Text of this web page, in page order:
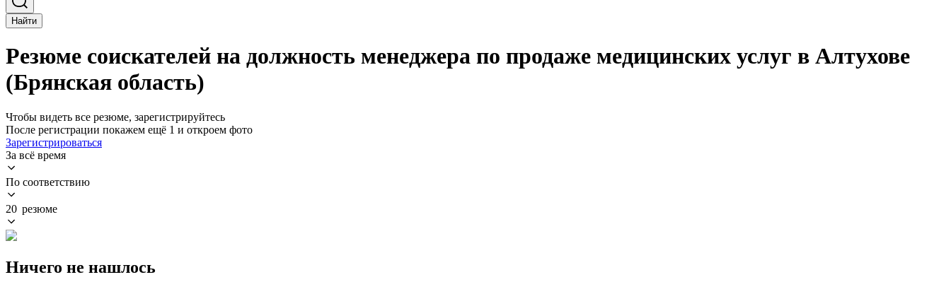
Найти
Резюме соискателей на должность менеджера по продаже медицинских услуг в Алтухове
(Брянская область)
Чтобы видеть все резюме, зарегистрируйтесь
После регистрации покажем ещё 1 и откроем фото
Зарегистрироваться
За всё время
По соответствию
20 резюме
Ничего не нашлось